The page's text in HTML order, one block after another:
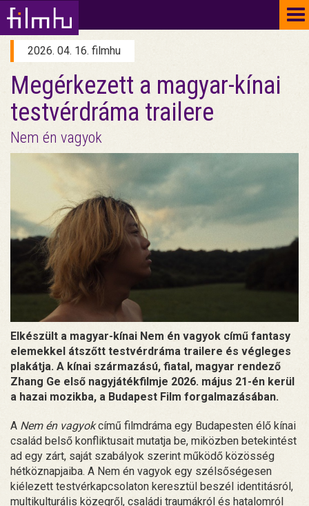
2026. 04. 16. filmhu
Megérkezett a magyar-kínai
testvérdráma trailere
Nem én vagyok
Elkészült a magyar-kínai Nem én vagyok című fantasy
elemekkel átszőtt testvérdráma trailere és végleges
plakátja. A kínai származású, fiatal, magyar rendező
Zhang Ge első nagyjátékfilmje 2026. május 21-én kerül
a hazai mozikba, a Budapest Film forgalmazásában.
A Nem én vagyokcímű filmdráma egy Budapesten élő kínai
család belső konfliktusait mutatja be, miközben betekintést
ad egy zárt, saját szabályok szerint működő közösség
hétköznapjaiba. A Nem én vagyok egy szélsőségesen
kiélezett testvérkapcsolaton keresztül beszél identitásról,
multikulturális közegről, családi traumákról és hatalomról